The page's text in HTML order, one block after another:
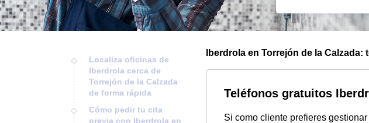
Localiza oficinas de
Iberdrola cerca de
Torrejón de la Calzada
de forma rápida
Cómo pedir tu cita
previa con Iberdrola en
Iberdrola en Torrejón de la
Teléfonos gratuitos
Si como cliente prefieres